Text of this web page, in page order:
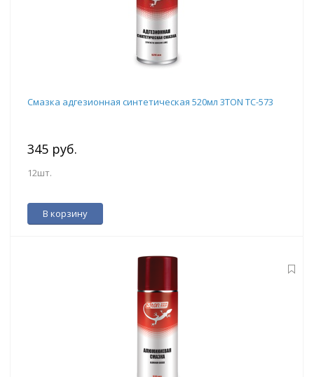
Смазка адгезионная синтетическая 520мл 3TON ТС-573
345 руб.
12шт.
В корзину